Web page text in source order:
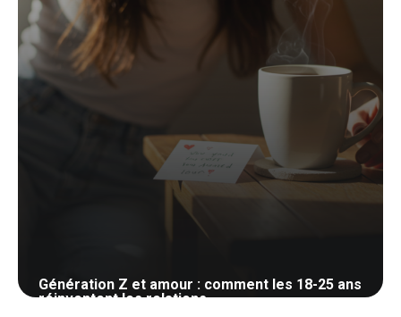
Génération Z et amour : comment les 18-25 ans
réinventent les relations